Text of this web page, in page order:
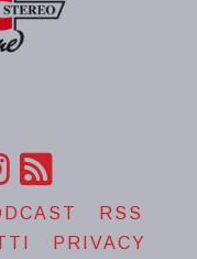
RSS
PRIVACY